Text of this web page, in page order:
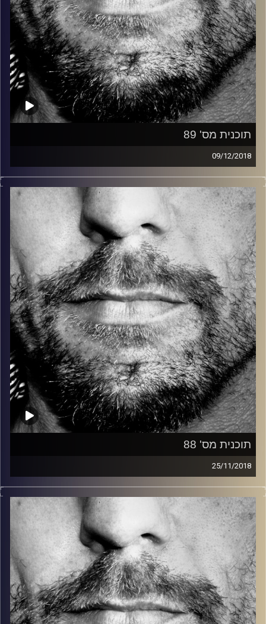
תוכנית מס' 89
09/12/2018
זיפים, מוזיקה מחוספסת של הופעות חיות. הרבה ג'אם, רוק,
בלוז, bluegrass, ג'אז, Fאנק, פרוגרסיב ואפילו אלקטרוניקה.
כל מה שחי, אמיתי ונושם.
עם שמוליק רגב.
קרדיט תמונות: David Goehring
תוכנית מס' 88
25/11/2018
זיפים, מוזיקה מחוספסת של הופעות חיות. הרבה ג'אם, רוק,
בלוז, bluegrass, ג'אז, Fאנק, פרוגרסיב ואפילו אלקטרוניקה.
כל מה שחי, אמיתי ונושם.
עם שמוליק רגב.
קרדיט תמונות: David Goehring